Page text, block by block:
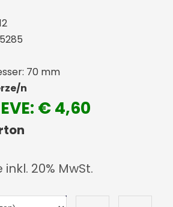
70 mm
n
€ 4,60
20% MwSt.